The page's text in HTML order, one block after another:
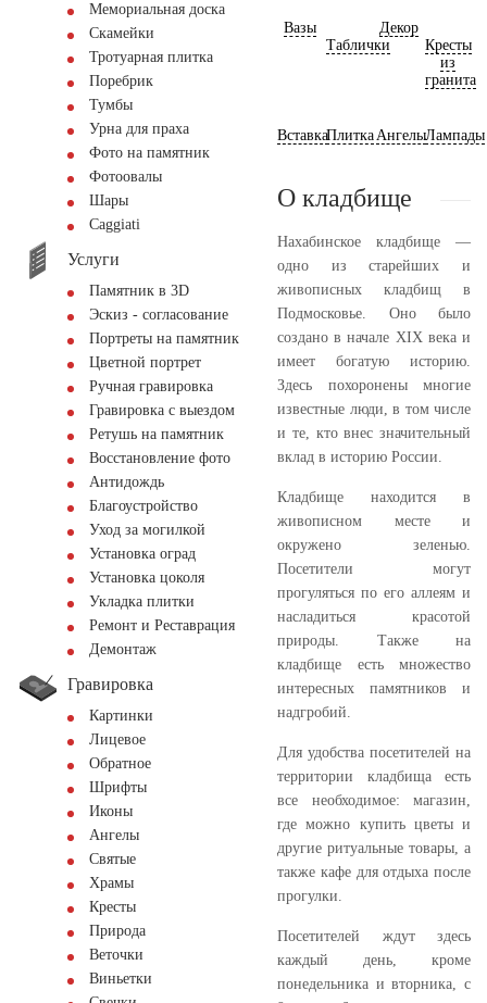
Мемориальная доска
Скамейки
Тротуарная плитка
Поребрик
Тумбы
Урна для праха
Фото на памятник
Фотоовалы
Шары
Сaggiati
Услуги
Памятник в 3D
Эскиз - согласование
Портреты на памятник
Цветной портрет
Ручная гравировка
Гравировка с выездом
Ретушь на памятник
Восстановление фото
Антидождь
Благоустройство
Уход за могилкой
Установка оград
Установка цоколя
Укладка плитки
Ремонт и Реставрация
Демонтаж
Гравировка
Картинки
Лицевое
Обратное
Шрифты
Иконы
Ангелы
Святые
Храмы
Кресты
Природа
Веточки
Виньетки
Вазы
Таблички
Декор
Кресты
из
гранита
ВставкаПлитка АнгелыЛампады
О кладбище
Нахабинское кладбище —
одно из старейших и
живописных кладбищ в
Подмосковье. Оно было
создано в начале XIX века и
имеет богатую историю.
Здесь похоронены многие
известные люди, в том числе
и те, кто внес значительный
вклад в историю России.
Кладбище находится в
живописном месте и
окружено зеленью.
Посетители могут
прогуляться по его аллеям и
насладиться красотой
природы. Также на
кладбище есть множество
интересных памятников и
надгробий.
Для удобства посетителей на
территории кладбища есть
все необходимое: магазин,
где можно купить цветы и
другие ритуальные товары, а
также кафе для отдыха после
прогулки.
Посетителей ждут здесь
каждый день, кроме
понедельника и вторника, с